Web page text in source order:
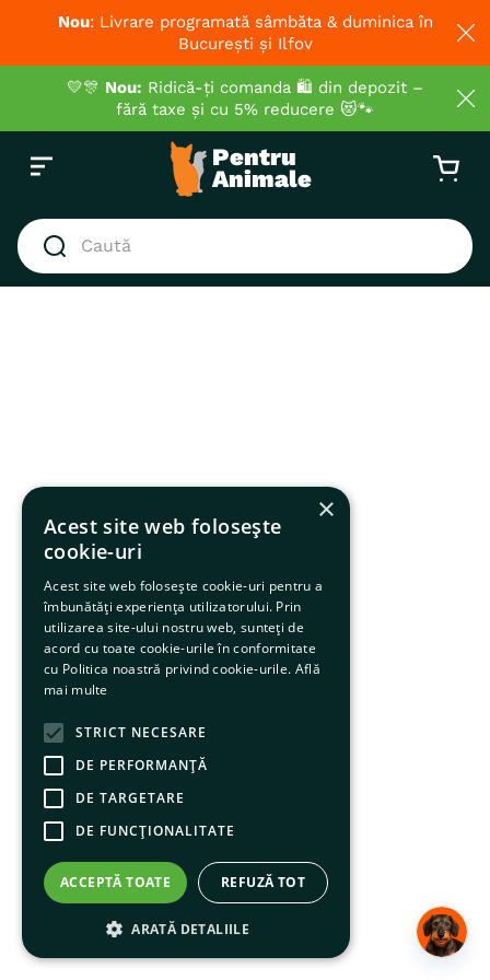
Nou: Livrare programată sâmbăta & duminica în
București și Ilfov
💛🎊 Nou: Ridică-ți comanda 🛍️ din depozit –
fără taxe și cu 5% reducere 😻🐾
Caută
5. brit
6. hrana uscata câini
7. hypoallergenic
8.
acana
9. recompense caini
10. brit caini
×
Acest site web folosește
cookie-uri
Acest site web folosește cookie-uri pentru a
îmbunătăți experiența utilizatorului. Prin
utilizarea site-ului nostru web, sunteți de
acord cu toate cookie-urile în conformitate
cu Politica noastră privind cookie-urile. Află
mai multe
STRICT NECESARE
DE PERFORMANȚĂ
DE TARGETARE
DE FUNCŢIONALITATE
ACCEPTĂ TOATE REFUZĂ TOT
ARATĂ DETALIILE